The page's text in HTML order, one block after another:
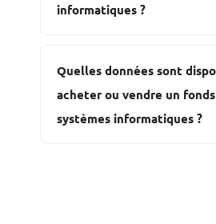
informatiques ?
Quelles données sont
acheter ou vendre un
systèmes informatiques ?